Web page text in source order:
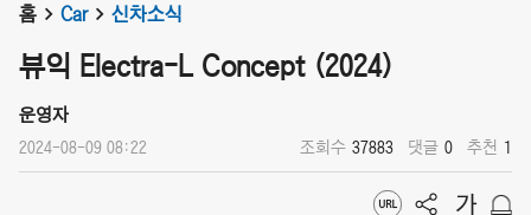
홈 Car 신차소식
뷰익 Electra-L Concept (2024)
운영자
2024-08-09 08:22 조회수 37883 댓글 0 추천 1